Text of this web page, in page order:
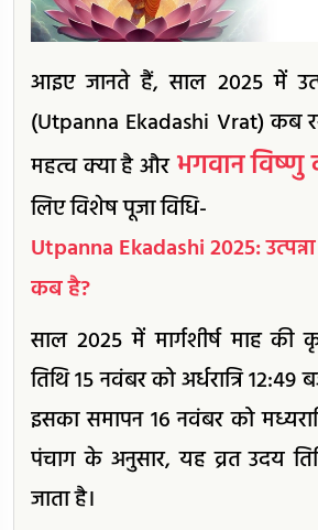
आइए जानते हैं, साल 2025 में
(Utpanna Ekadashi Vrat) कब
महत्व क्या है औरभगवान विष्णु
लिए विशेष पूजा विधि-
Utpanna Ekadashi 2025:
कब है?
साल 2025 में मार्गशीर्ष माह की
तिथि 15 नवंबर को अर्धरात्रि 12:49
इसका समापन 16 नवंबर को
पंचाग के अनुसार, यह व्रत उदय
जाता है।